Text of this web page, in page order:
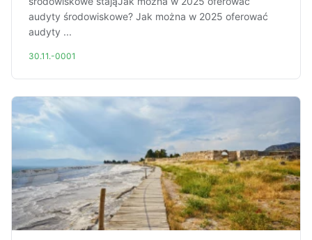
audyty środowiskowe? Jak można w 2025 oferować
audyty ...
30.11.-0001